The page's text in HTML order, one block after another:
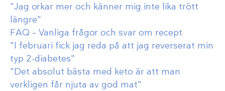
"Jag orkar mer och känner mig inte lika trött
längre"
FAQ – Vanliga frågor och svar om recept
"I februari fick jag reda på att jag reverserat min
typ 2-diabetes"
"Det absolut bästa med keto är att man
verkligen får njuta av god mat"